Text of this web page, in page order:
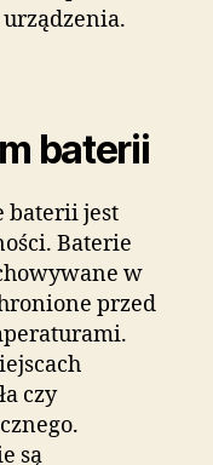
baterii
baterii jest
Baterie
w
przed
czy
są